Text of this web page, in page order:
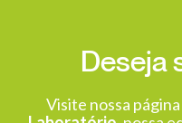
Deseja
Visite nossa